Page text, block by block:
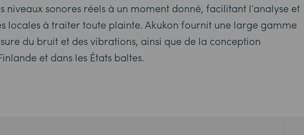
niveaux sonores réels à un moment donné, facilitant l’analyse et
locales à traiter toute plainte. Akukon fournit une large gamme
du bruit et des vibrations, ainsi que de la conception
et dans les États baltes.